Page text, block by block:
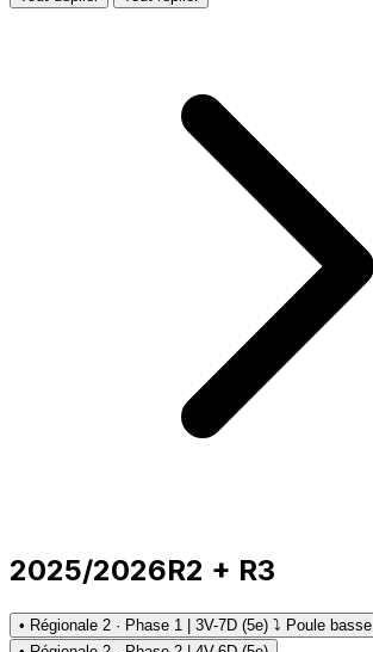
2025/2026R2 + R3
• Régionale 2 · Phase 1 | 3V-7D (5e) ⤵ Poule basse